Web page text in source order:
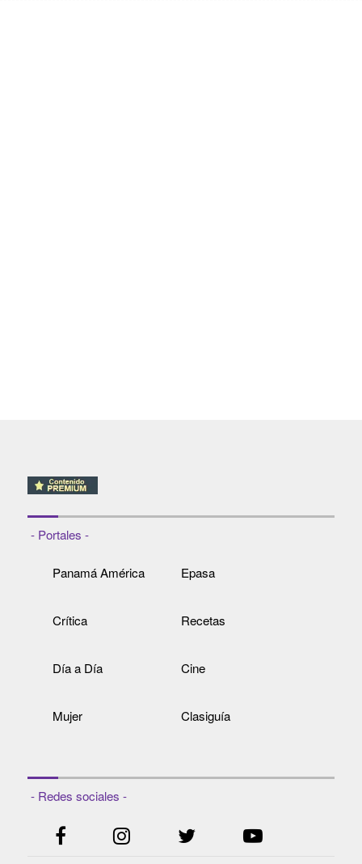
- Portales -
Panamá América Epasa
Crítica Recetas
Día a Día Cine
Mujer Clasiguía
- Redes sociales -